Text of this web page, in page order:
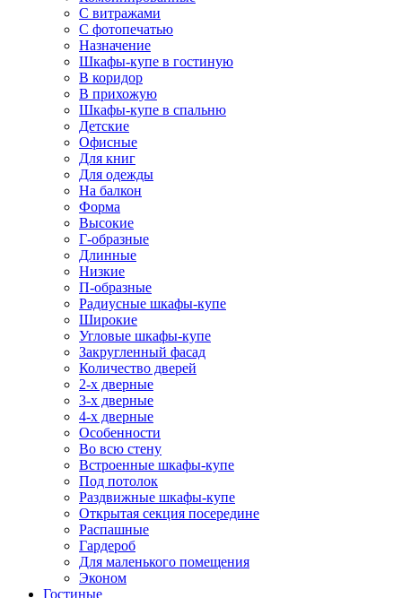
С витражами
С фотопечатью
Назначение
Шкафы-купе в гостиную
В коридор
В прихожую
Шкафы-купе в спальню
Детские
Офисные
Для книг
Для одежды
На балкон
Форма
Высокие
Г-образные
Длинные
Низкие
П-образные
Радиусные шкафы-купе
Широкие
Угловые шкафы-купе
Закругленный фасад
Количество дверей
2-х дверные
3-х дверные
4-х дверные
Особенности
Во всю стену
Встроенные шкафы-купе
Под потолок
Раздвижные шкафы-купе
Открытая секция посередине
Распашные
Гардероб
Для маленького помещения
Эконом
Гостиные